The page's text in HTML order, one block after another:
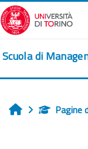
Vai al contenuto
Scuola di
HomePagine